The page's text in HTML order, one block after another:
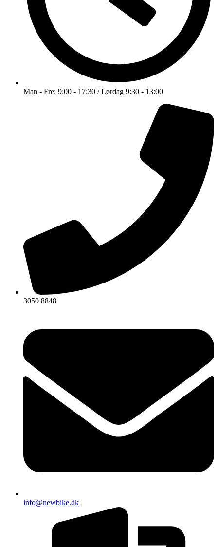
Man - Fre: 9:00 - 17:30 / Lørdag 9:30 - 13:00
3050 8848
info@newbike.dk